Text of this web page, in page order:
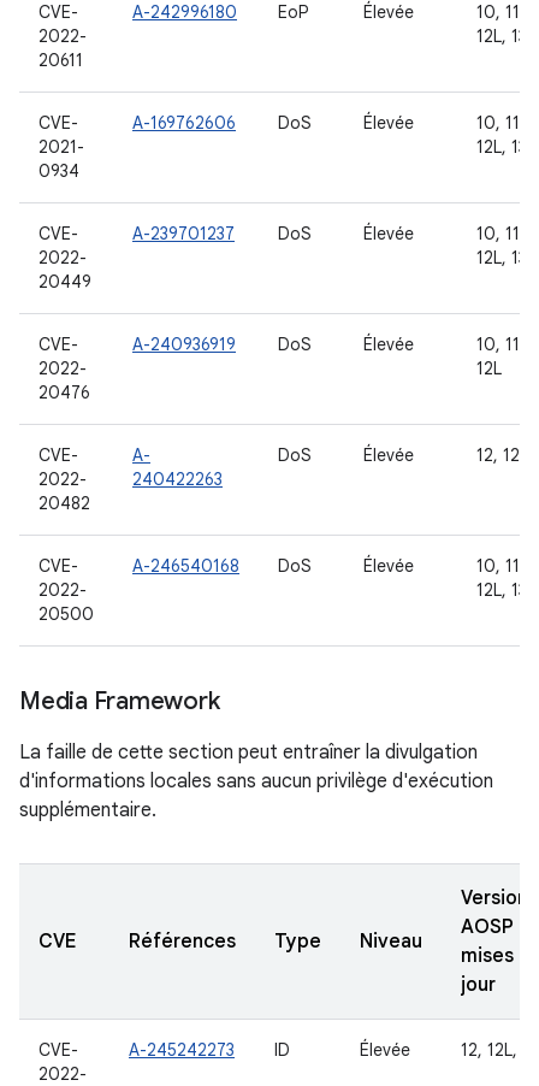
CVE-
2022-
20611
A-242996180 EoP Élevée
10, 11,
12L, 13
CVE-
2021-
0934
A-169762606 DoS Élevée
10, 11,
12L, 13
CVE-
2022-
20449
A-239701237 DoS Élevée
10, 11,
12L, 13
CVE-
2022-
20476
A-240936919 DoS Élevée
10, 11,
12L
CVE-
2022-
20482
A-
240422263
DoS Élevée 12, 12L,
CVE-
2022-
20500
A-246540168 DoS Élevée
10, 11,
12L, 13
Media Framework
La faille de cette section peut entraîner la divulgation
d'informations locales sans aucun privilège d'exécution
supplémentaire.
CVE Références Type Niveau
Versions
AOSP
mises à
jour
CVE-
2022-
A-245242273 ID Élevée 12, 12L, 13